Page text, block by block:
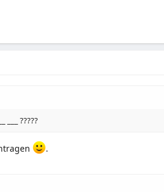
___ ?????
.